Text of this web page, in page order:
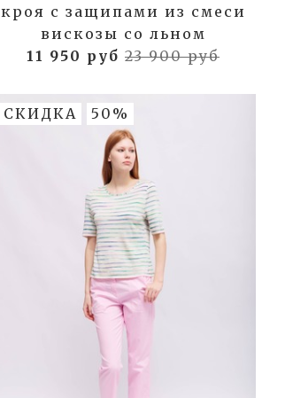
кроя с защипами из смеси
вискозы со льном
11 950 руб 23 900 руб
СКИДКА 50%